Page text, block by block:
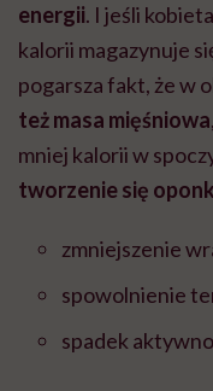
energii. I jeśli
kalorii magazynuje
pogarsza fakt, że w
też masa mięśniowa
mniej kalorii w
tworzenie się
zmniejszenie
spowolnienie
spadek